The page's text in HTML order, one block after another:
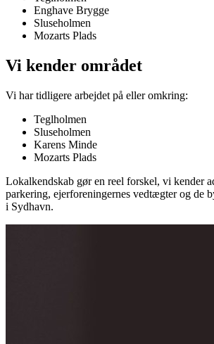
Enghave Brygge
Sluseholmen
Mozarts Plads
Vi kender området
Vi har tidligere arbejdet på eller omkring:
Teglholmen
Sluseholmen
Karens Minde
Mozarts Plads
Lokalkendskab gør en reel forskel, vi kender
parkering, ejerforeningernes vedtægter og de
i Sydhavn.